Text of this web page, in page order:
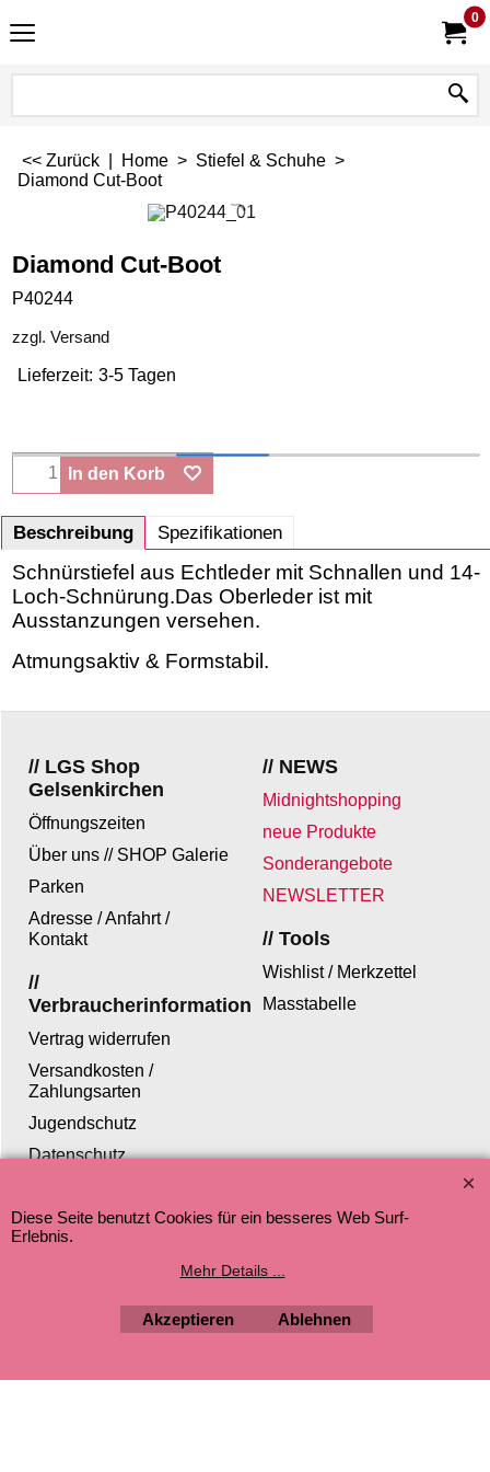
0
<< Zurück Home > Stiefel & Schuhe >
Diamond Cut-Boot
Diamond Cut-Boot
P40244
zzgl. Versand
Lieferzeit: 3-5 Tagen
In den Korb
Beschreibung Spezifikationen
Schnürstiefel aus Echtleder mit Schnallen und 14-
Loch-Schnürung.Das Oberleder ist mit
Ausstanzungen versehen.
Atmungsaktiv & Formstabil.
// NEWS
Midnightshopping
neue Produkte
Sonderangebote
NEWSLETTER
// LGS Shop
Gelsenkirchen
Öffnungszeiten
Über uns // SHOP Galerie
Parken
Adresse / Anfahrt /
Kontakt
// Tools
Wishlist / Merkzettel
Masstabelle
//
Verbraucherinformation
Vertrag widerrufen
Versandkosten /
Zahlungsarten
Jugendschutz
Datenschutz
WebShop erstellt mit ShopFactory Shop Software.
Diese Seite benutzt Cookies für ein besseres Web Surf-
Erlebnis.
Mehr Details ...
Akzeptieren Ablehnen